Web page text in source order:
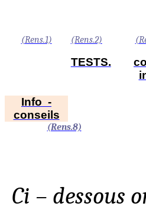
(Rens.1) (Rens.2)
TESTS.
Info -
conseils
(Rens.8)
Ci – dessous